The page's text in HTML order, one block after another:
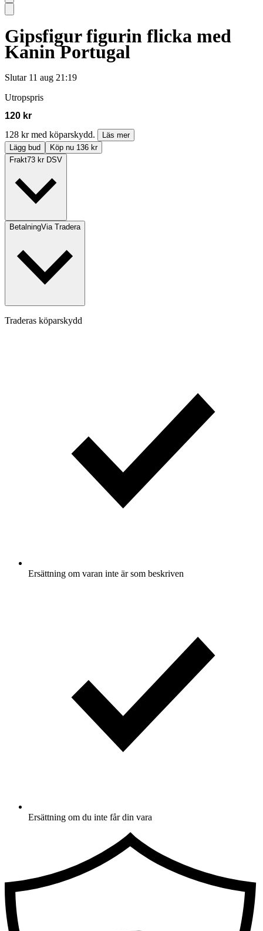
Gipsfigur figurin flicka med
Kanin Portugal
Slutar 11 aug 21:19
Utropspris
120 kr
128 kr med köparskydd.
Läs mer
Lägg bud
Köp nu 136 kr
Frakt73 kr DSV
BetalningVia Tradera
Traderas köparskydd
Ersättning om varan inte är som beskriven
Ersättning om du inte får din vara